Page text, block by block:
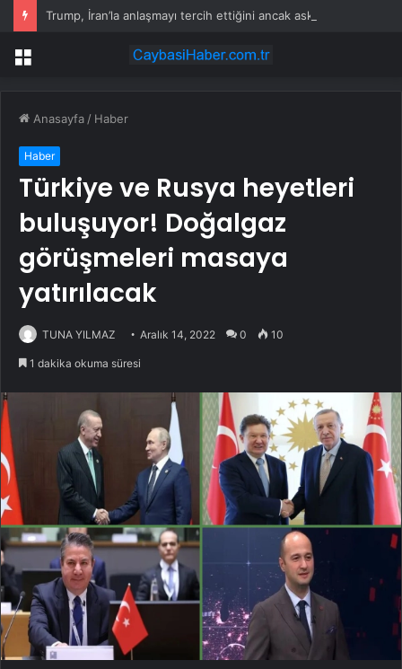
Menü
Anasayfa / Haber
Haber
Türkiye ve Rusya heyetleri
buluşuyor! Doğalgaz
görüşmeleri masaya
yatırılacak
TUNA YILMAZ Aralık 14, 2022 0 10
1 dakika okuma süresi